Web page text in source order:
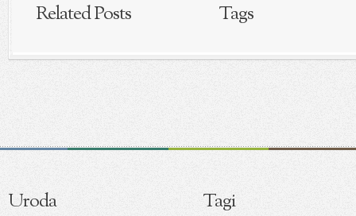
Related Posts Tags
Uroda
Tagi